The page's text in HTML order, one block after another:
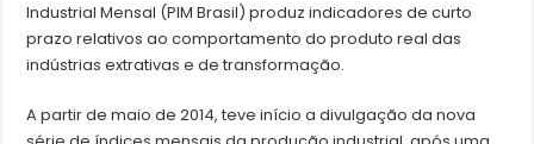
Industrial Mensal (PIM Brasil) produz indicadores de curto
prazo relativos ao comportamento do produto real das
indústrias extrativas e de transformação.
A partir de maio de 2014, teve início a divulgação da nova